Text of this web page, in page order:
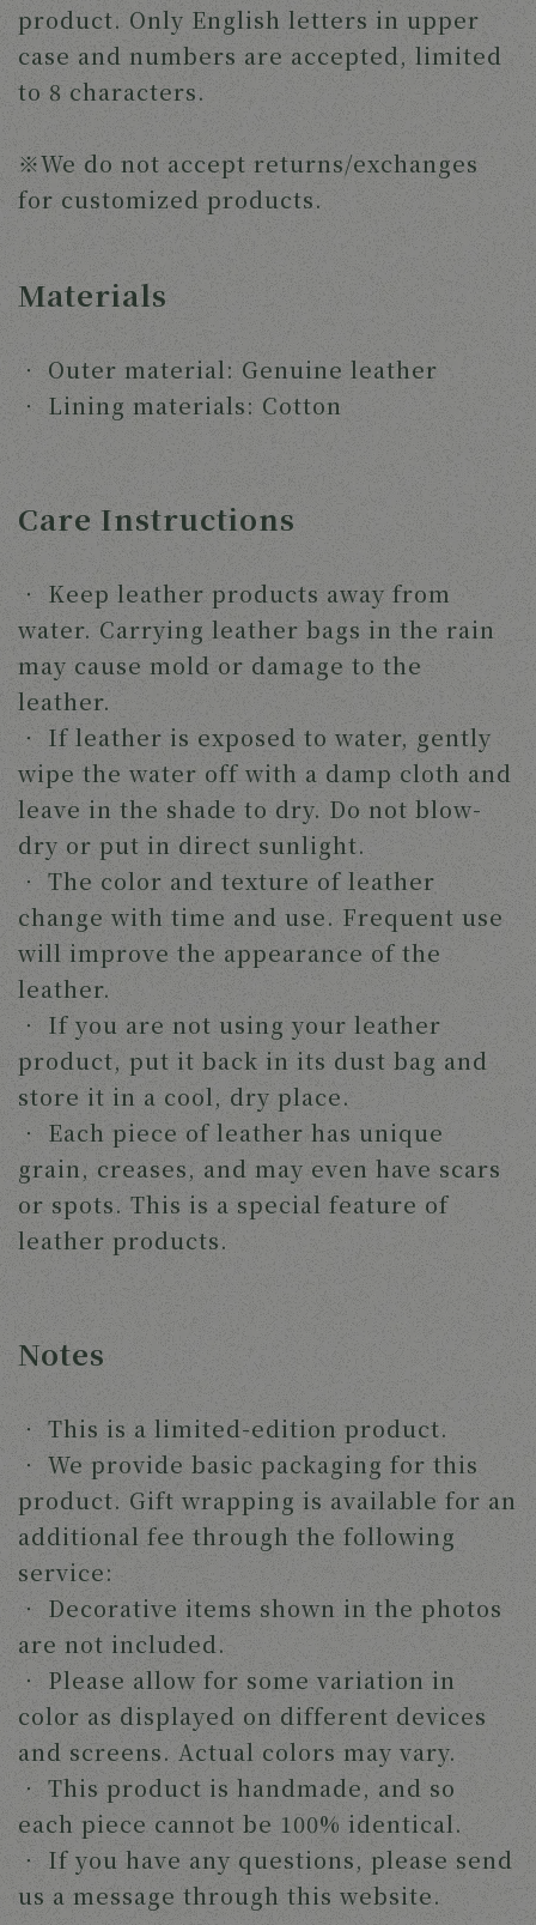
product. Only English letters in upper
case and numbers are accepted, limited
to 8 characters.
※We do not accept returns/exchanges
for customized products.
Materials
‧ Outer material: Genuine leather
‧ Lining materials: Cotton
Care Instructions
‧ Keep leather products away from
water. Carrying leather bags in the rain
may cause mold or damage to the
leather.
‧ If leather is exposed to water, gently
wipe the water off with a damp cloth and
leave in the shade to dry. Do not blow-
dry or put in direct sunlight.
‧ The color and texture of leather
change with time and use. Frequent use
will improve the appearance of the
leather.
‧ If you are not using your leather
product, put it back in its dust bag and
store it in a cool, dry place.
‧ Each piece of leather has unique
grain, creases, and may even have scars
or spots. This is a special feature of
leather products.
Notes
‧ This is a limited-edition product.
‧ We provide basic packaging for this
product. Gift wrapping is available for an
additional fee through the following
service:
‧ Decorative items shown in the photos
are not included.
‧ Please allow for some variation in
color as displayed on different devices
and screens. Actual colors may vary.
‧ This product is handmade, and so
each piece cannot be 100% identical.
‧ If you have any questions, please send
us a message through this website.